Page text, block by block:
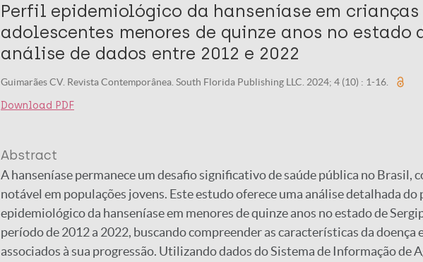
Perfil epidemiológico da hanseníase em crianças
adolescentes menores de quinze anos no estado
análise de dados entre 2012 e 2022
Guimarães CV. Revista Contemporânea. South Florida Publishing LLC. 2024; 4 (10) : 1-16.
Download PDF
Abstract
A hanseníase permanece um desafio significativo de saúde pública no Brasil,
notável em populações jovens. Este estudo oferece uma análise detalhada do
epidemiológico da hanseníase em menores de quinze anos no estado de
período de 2012 a 2022, buscando compreender as características da doença
associados à sua progressão. Utilizando dados do Sistema de Informação de